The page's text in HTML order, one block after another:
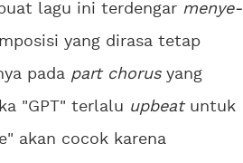
lagu ini terdengar menye-
yang dirasa tetap
pada part chorusyang
"GPT" terlalu upbeatuntuk
akan cocok karena